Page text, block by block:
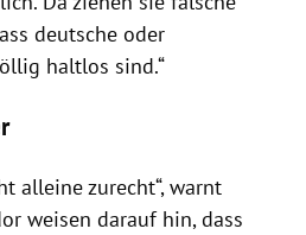
deutsche oder
haltlos sind.“
alleine zurecht“, warnt
weisen darauf hin, dass